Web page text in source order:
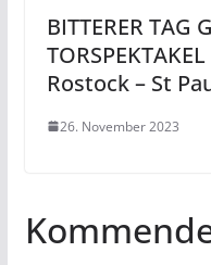
BITTERER TAG
Rostock – St
26. November 2023